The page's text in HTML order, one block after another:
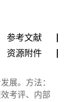
参考文献
资源附件
展。方法：
考评、内部